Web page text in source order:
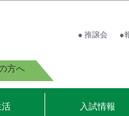
● 推譲会 ●
方へ
活 入試情報